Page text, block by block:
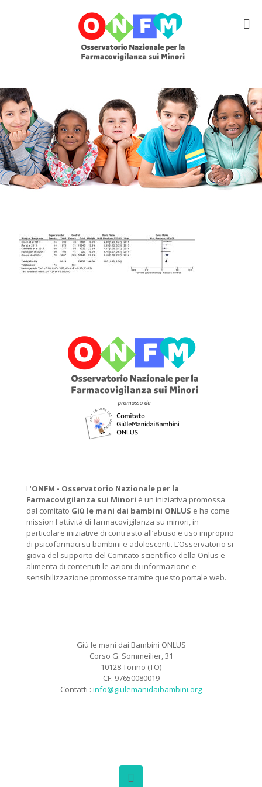
L'ONFM - Osservatorio Nazionale per la
Farmacovigilanza sui Minori è un iniziativa promossa
dal comitato Giù le mani dai bambini ONLUS e ha come
mission l'attività di farmacovigilanza su minori, in
particolare iniziative di contrasto all’abuso e uso improprio
di psicofarmaci su bambini e adolescenti. L’Osservatorio si
giova del supporto del Comitato scientifico della Onlus e
alimenta di contenuti le azioni di informazione e
sensibilizzazione promosse tramite questo portale web.
Giù le mani dai Bambini ONLUS
Corso G. Sommeilier, 31
10128 Torino (TO)
CF: 97650080019
Contatti : info@giulemanidaibambini.org